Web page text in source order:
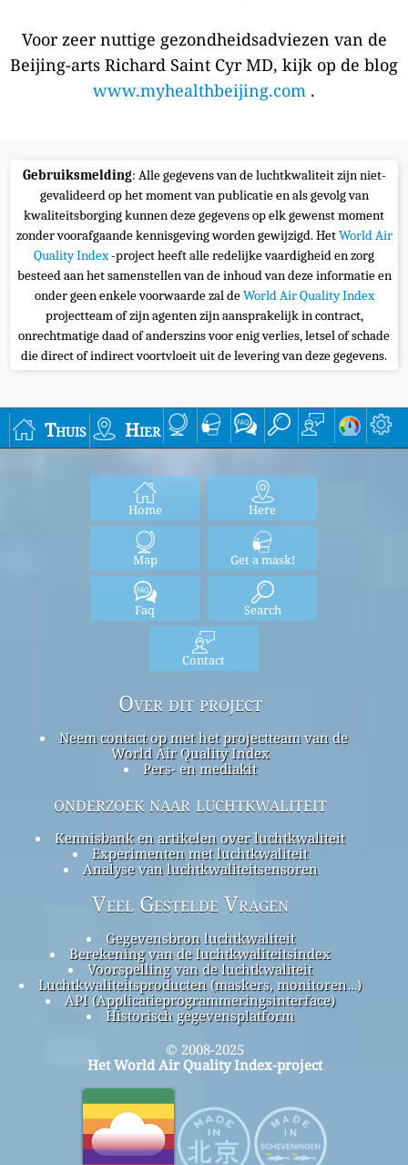
Voor zeer nuttige gezondheidsadviezen van de
Beijing-arts Richard Saint Cyr MD, kijk op de blog
www.myhealthbeijing.com .
Gebruiksmelding: Alle gegevens van de luchtkwaliteit zijn niet-
gevalideerd op het moment van publicatie en als gevolg van
kwaliteitsborging kunnen deze gegevens op elk gewenst moment
zonder voorafgaande kennisgeving worden gewijzigd. HetWorld Air
Quality Index-project heeft alle redelijke vaardigheid en zorg
besteed aan het samenstellen van de inhoud van deze informatie en
onder geen enkele voorwaarde zal deWorld Air Quality Index
projectteam of zijn agenten zijn aansprakelijk in contract,
onrechtmatige daad of anderszins voor enig verlies, letsel of schade
die direct of indirect voortvloeit uit de levering van deze gegevens.
Thuis Hier
Home Here
Map Get a mask!
Faq Search
Contact
Over dit project
Neem contact op met het projectteam van de
World Air Quality Index
Pers- en mediakit
onderzoek naar luchtkwaliteit
Kennisbank en artikelen over luchtkwaliteit
Experimenten met luchtkwaliteit
Analyse van luchtkwaliteitsensoren
Veel Gestelde Vragen
Gegevensbron luchtkwaliteit
Berekening van de luchtkwaliteitsindex
Voorspelling van de luchtkwaliteit
Luchtkwaliteitsproducten (maskers, monitoren…)
API (Applicatieprogrammeringsinterface)
Historisch gegevensplatform
© 2008-2025
Het World Air Quality Index-project